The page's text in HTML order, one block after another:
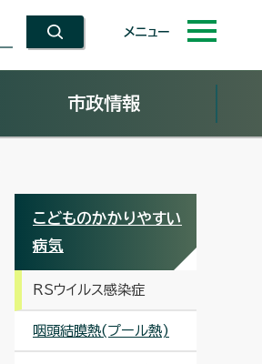
メニュー
市政情報
こどものかかりやすい
病気
RSウイルス感染症
咽頭結膜熱(プール熱)